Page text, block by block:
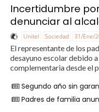
Incertidumbre
denunciar al
Unitel Sociedad 31/Ene/
El representante de los
desayuno escolar debido
complementaria desde el
Segundo año sin
Padres de familia